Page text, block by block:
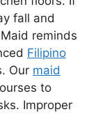
fall and
reminds
Filipino
Our maid
to
Improper